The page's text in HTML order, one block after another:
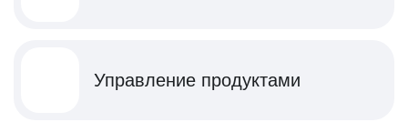
Управление продуктами